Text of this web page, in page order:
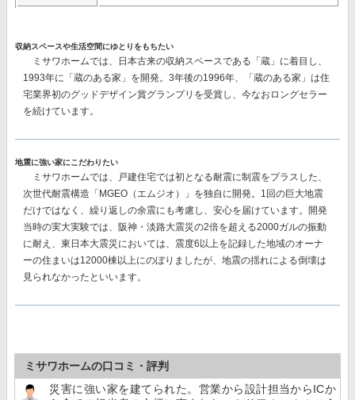
収納スペースや生活空間にゆとりをもちたい
ミサワホームでは、日本古来の収納スペースである「蔵」に着目し、
1993年に「蔵のある家」を開発。3年後の1996年、「蔵のある家」は住
宅業界初のグッドデザイン賞グランプリを受賞し、今なおロングセラー
を続けています。
地震に強い家にこだわりたい
ミサワホームでは、戸建住宅では初となる耐震に制震をプラスした、
次世代耐震構造「MGEO（エムジオ）」を独自に開発。 1回の巨大地震
だけではなく、繰り返しの余震にも考慮し、安心を届けています。開発
当時の実大実験では、阪神・淡路大震災の2倍を超える2000ガルの振動
に耐え、東日本大震災においては、震度6以上を記録した地域のオーナ
ーの住まいは12000棟以上にのぼりましたが、地震の揺れによる倒壊は
見られなかったといいます。
ミサワホームの口コミ・評判
災害に強い家を建てられた。営業から設計担当からICか